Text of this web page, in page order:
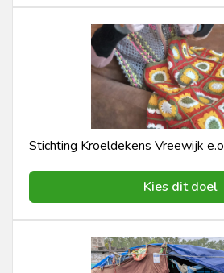
Stichting Kroeldekens Vreewijk e.o
Kies dit doel